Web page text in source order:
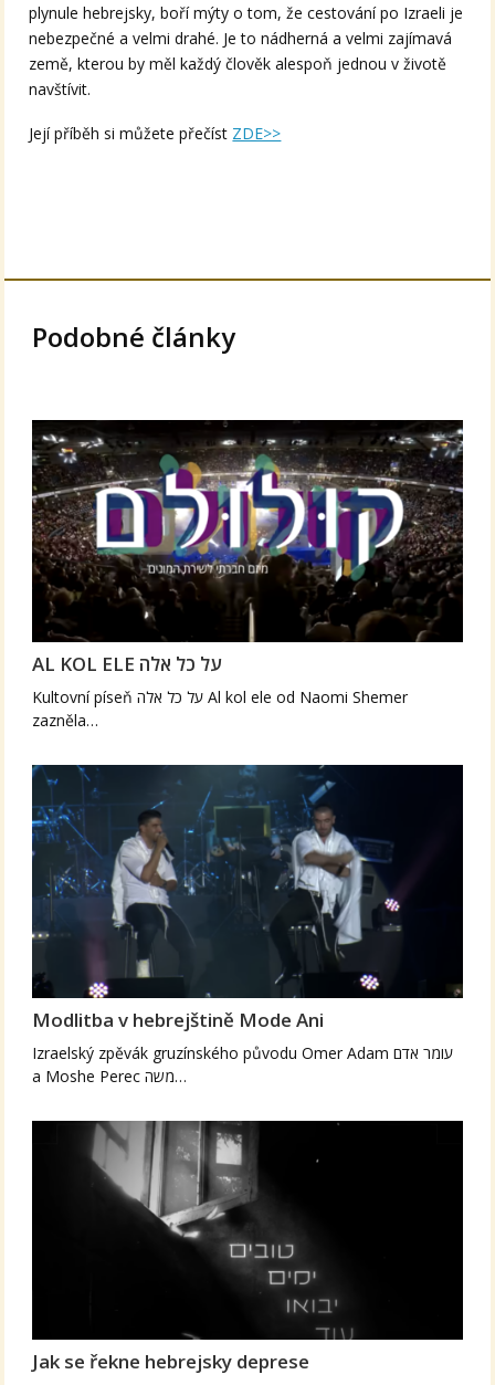
plynule hebrejsky, boří mýty o tom, že cestování po Izraeli je
nebezpečné a velmi drahé. Je to nádherná a velmi zajímavá
země, kterou by měl každý člověk alespoň jednou v životě
navštívit.
Její příběh si můžete přečíst ZDE>>
Podobné články
AL KOL ELE על כל אלה
Kultovní píseň על כל אלה Al kol ele od Naomi Shemer
zazněla…
Modlitba v hebrejštině Mode Ani
Izraelský zpěvák gruzínského původu Omer Adam עומר אדם
a Moshe Perec משה…
Jak se řekne hebrejsky deprese